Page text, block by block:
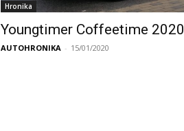
Hronika
Youngtimer Coffeetime 2020
AUTOHRONIKA - 15/01/2020